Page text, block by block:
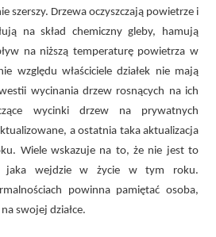
szerszy. Drzewa oczyszczają powietrze i
na skład chemiczny gleby, hamują
na niższą temperaturę powietrza w
względu właściciele działek nie mają
wycinania drzew rosnących na ich
wycinki drzew na prywatnych
a ostatnia taka aktualizacja
Wiele wskazuje na to, że nie jest to
jaka wejdzie w życie w tym roku.
powinna pamiętać osoba,
swojej działce.